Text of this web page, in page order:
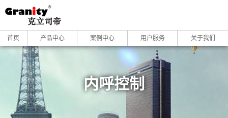
首页 产品中心 案例中心 用户服务 关于我们
内呼控制